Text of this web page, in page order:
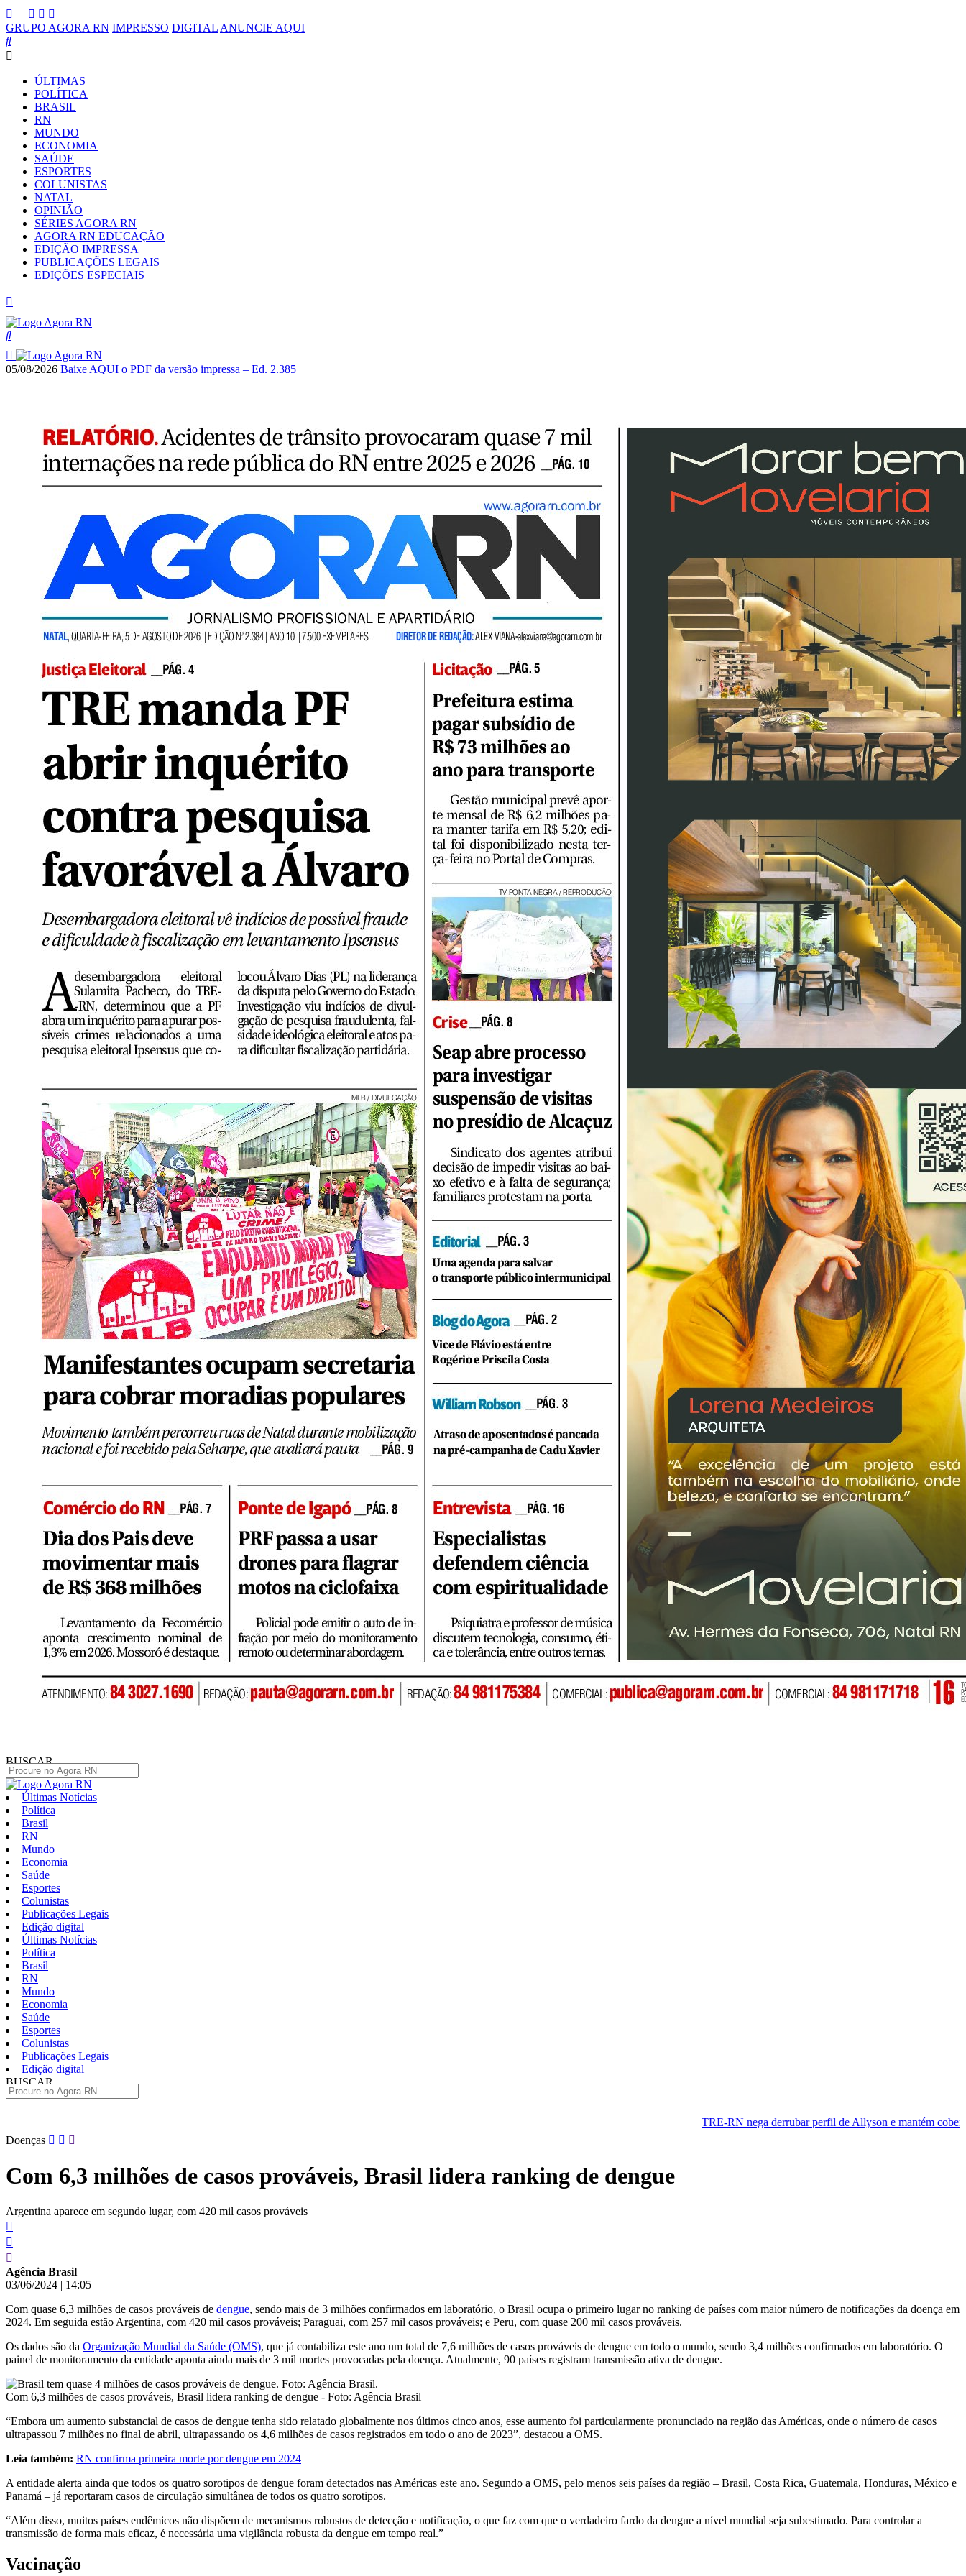
GRUPO AGORA RN IMPRESSO DIGITAL ANUNCIE AQUI
ÚLTIMAS
POLÍTICA
BRASIL
RN
MUNDO
ECONOMIA
SAÚDE
ESPORTES
COLUNISTAS
NATAL
OPINIÃO
SÉRIES AGORA RN
AGORA RN EDUCAÇÃO
EDIÇÃO IMPRESSA
PUBLICAÇÕES LEGAIS
EDIÇÕES ESPECIAIS
05/08/2026 Baixe AQUI o PDF da versão impressa – Ed. 2.385
BUSCAR
Últimas Notícias
Política
Brasil
RN
Mundo
Economia
Saúde
Esportes
Colunistas
Publicações Legais
Edição digital
Últimas Notícias
Política
Brasil
RN
Mundo
Economia
Saúde
Esportes
Colunistas
Publicações Legais
Edição digital
BUSCAR
TRE-RN nega derrubar perfil de Allyson e mantém cobertura da convenção
Pular
conteúdo
Doenças
Com 6,3 milhões de casos prováveis, Brasil lidera ranking de dengue
Argentina aparece em segundo lugar, com 420 mil casos prováveis
Agência Brasil
03/06/2024 | 14:05
Com quase 6,3 milhões de casos prováveis de dengue, sendo mais de 3 milhões confirmados em laboratório, o Brasil ocupa o primeiro lugar no ranking de países com maior número de notificações da doença em
2024. Em seguida estão Argentina, com 420 mil casos prováveis; Paraguai, com 257 mil casos prováveis; e Peru, com quase 200 mil casos prováveis.
Os dados são da Organização Mundial da Saúde (OMS), que já contabiliza este ano um total de 7,6 milhões de casos prováveis de dengue em todo o mundo, sendo 3,4 milhões confirmados em laboratório. O
painel de monitoramento da entidade aponta ainda mais de 3 mil mortes provocadas pela doença. Atualmente, 90 países registram transmissão ativa de dengue.
Com 6,3 milhões de casos prováveis, Brasil lidera ranking de dengue - Foto: Agência Brasil
“Embora um aumento substancial de casos de dengue tenha sido relatado globalmente nos últimos cinco anos, esse aumento foi particularmente pronunciado na região das Américas, onde o número de casos
ultrapassou 7 milhões no final de abril, ultrapassando os 4,6 milhões de casos registrados em todo o ano de 2023”, destacou a OMS.
Leia também: RN confirma primeira morte por dengue em 2024
A entidade alerta ainda que todos os quatro sorotipos de dengue foram detectados nas Américas este ano. Segundo a OMS, pelo menos seis países da região – Brasil, Costa Rica, Guatemala, Honduras, México e
Panamá – já reportaram casos de circulação simultânea de todos os quatro sorotipos.
“Além disso, muitos países endêmicos não dispõem de mecanismos robustos de detecção e notificação, o que faz com que o verdadeiro fardo da dengue a nível mundial seja subestimado. Para controlar a
transmissão de forma mais eficaz, é necessária uma vigilância robusta da dengue em tempo real.”
Vacinação